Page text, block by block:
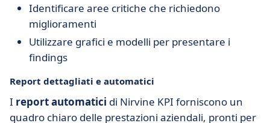
Identificare aree critiche che richiedono
miglioramenti
Utilizzare grafici e modelli per presentare i
findings
Report dettagliati e automatici
I report automatici di Nirvine KPI forniscono un
quadro chiaro delle prestazioni aziendali, pronti per